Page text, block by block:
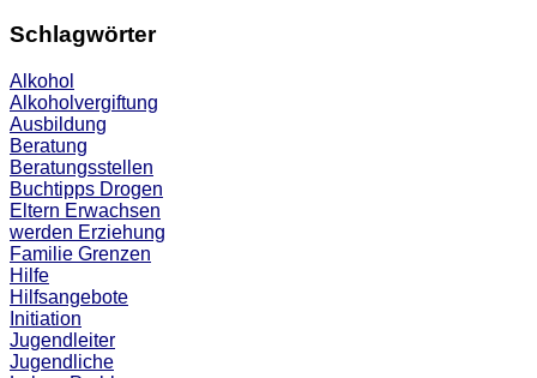
Schlagwörter
Alkohol
Alkoholvergiftung
Ausbildung
Beratung
Beratungsstellen
Buchtipps Drogen
Eltern Erwachsen
werden Erziehung
Familie Grenzen
Hilfe
Hilfsangebote
Initiation
Jugendleiter
Jugendliche